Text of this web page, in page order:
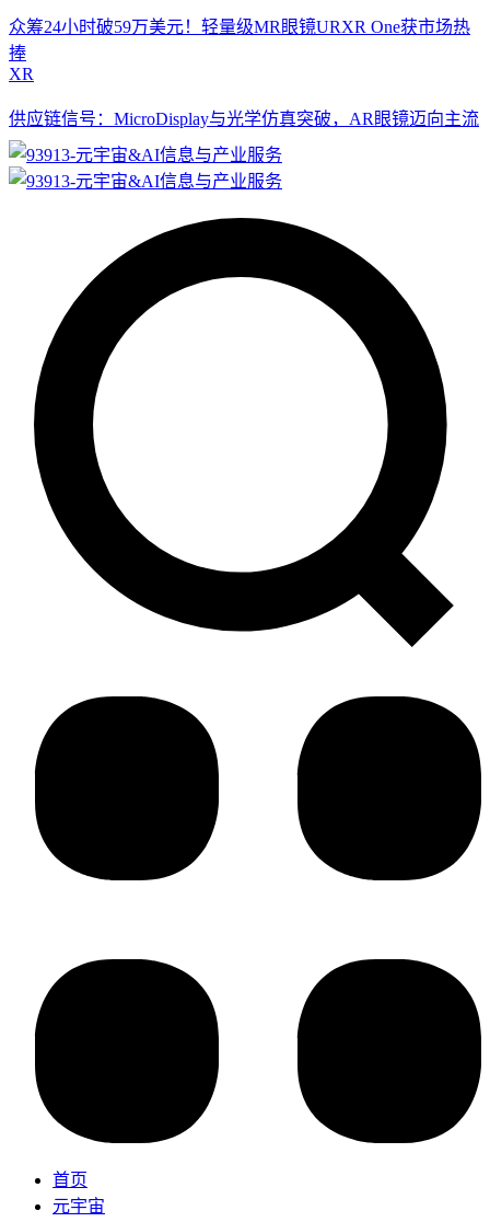
众筹24小时破59万美元！轻量级MR眼镜URXR One获市场热
捧
XR
供应链信号：MicroDisplay与光学仿真突破，AR眼镜迈向主流
首页
元宇宙